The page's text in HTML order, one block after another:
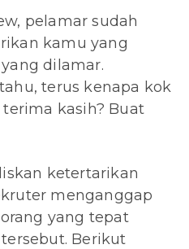
pelamar sudah
kamu yang
dilamar.
terus kenapa kok
kasih? Buat
ketertarikan
menganggap
yang tepat
Berikut